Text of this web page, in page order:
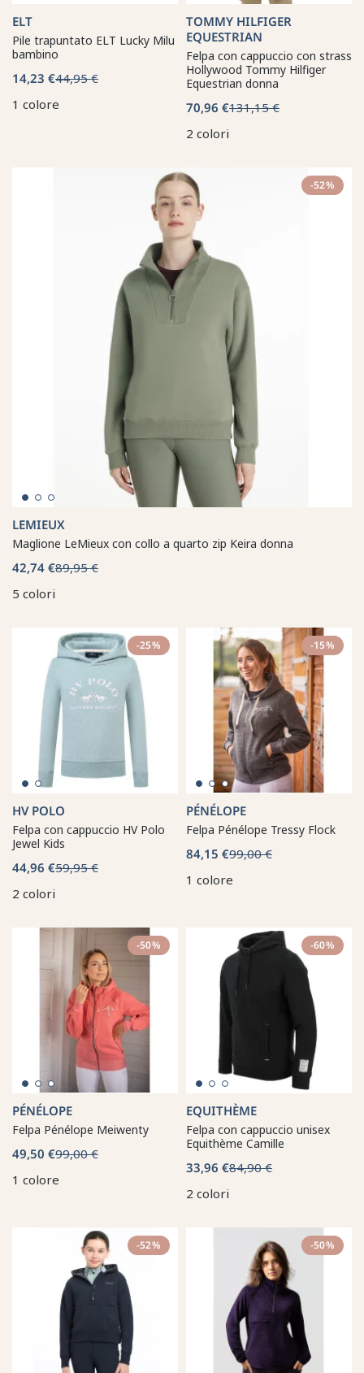
ELT
Pile trapuntato ELT Lucky Milu
bambino
14,23 €44,95 €
1 colore
TOMMY HILFIGER
EQUESTRIAN
Felpa con cappuccio con strass
Hollywood Tommy Hilfiger
Equestrian donna
70,96 €131,15 €
2 colori
-52%
LEMIEUX
Maglione LeMieux con collo a quarto zip Keira donna
42,74 €89,95 €
5 colori
-25%
HV POLO
Felpa con cappuccio HV Polo
Jewel Kids
44,96 €59,95 €
2 colori
-15%
PÉNÉLOPE
Felpa Pénélope Tressy Flock
84,15 €99,00 €
1 colore
-50%
PÉNÉLOPE
Felpa Pénélope Meiwenty
49,50 €99,00 €
1 colore
-60%
EQUITHÈME
Felpa con cappuccio unisex
Equithème Camille
33,96 €84,90 €
2 colori
-52% -50%